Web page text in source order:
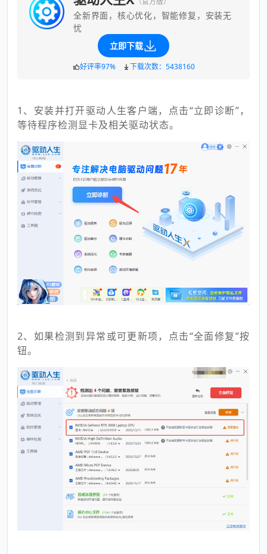
全新界面，核心优化，智能修复，安装无
忧
立即下载
好评率97% 下载次数：5438160
1、安装并打开驱动人生客户端，点击“立即诊断”，
等待程序检测显卡及相关驱动状态。
2、如果检测到异常或可更新项，点击“全面修复”按
钮。